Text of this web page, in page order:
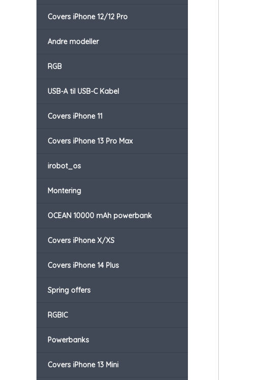
Covers iPhone 12/12 Pro
Andre modeller
RGB
USB-A til USB-C Kabel
Covers iPhone 11
Covers iPhone 13 Pro Max
irobot_os
Montering
OCEAN 10000 mAh powerbank
Covers iPhone X/XS
Covers iPhone 14 Plus
Spring offers
RGBIC
Powerbanks
Covers iPhone 13 Mini